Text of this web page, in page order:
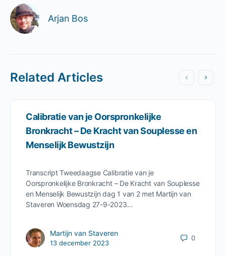
Arjan Bos
Related Articles
Calibratie van je Oorspronkelijke
Bronkracht – De Kracht van Souplesse en
Menselijk Bewustzijn
Transcript Tweedaagse Calibratie van je
Oorspronkelijke Bronkracht – De Kracht van Souplesse
en Menselijk Bewustzijn dag 1 van 2 met Martijn van
Staveren Woensdag 27-9-2023…
Martijn van Staveren
13 december 2023
0